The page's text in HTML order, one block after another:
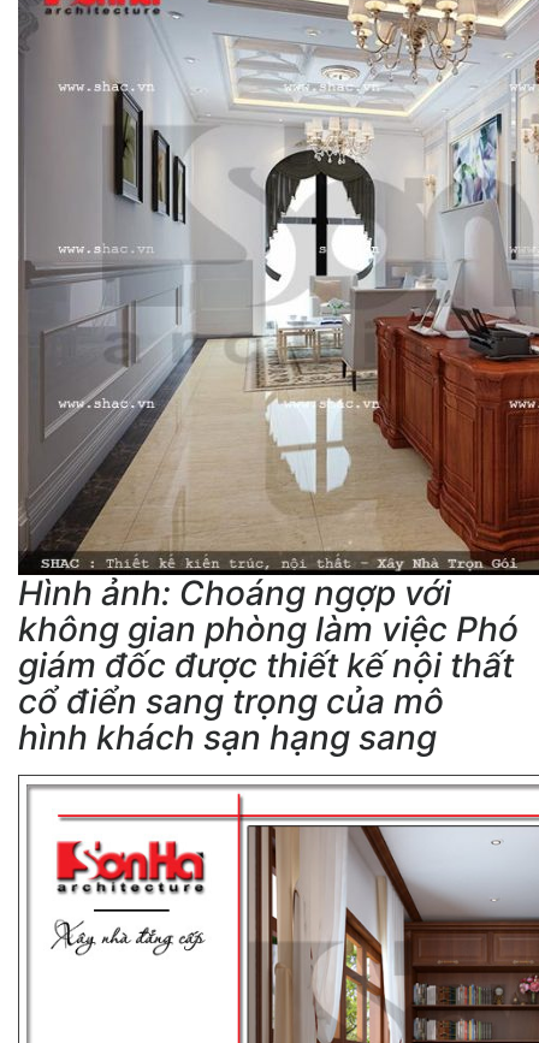
Hình ảnh: Choáng ngợp với
không gian phòng làm việc Phó
giám đốc được thiết kế nội thất
cổ điển sang trọng của mô
hình khách sạn hạng sang